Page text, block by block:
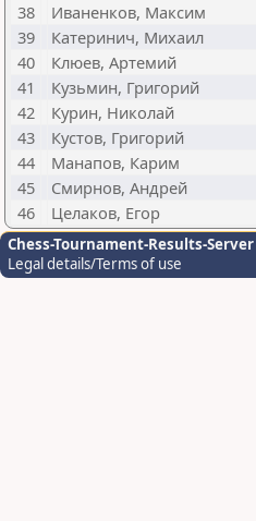
38
Иваненков, Максим
39
Катеринич, Михаил
40
Клюев, Артемий
41
Кузьмин, Григорий
42
Курин, Николай
43
Кустов, Григорий
44
Манапов, Карим
45
Смирнов, Андрей
46
Целаков, Егор
Chess-Tournament-Results-Server
Legal details/Terms of use